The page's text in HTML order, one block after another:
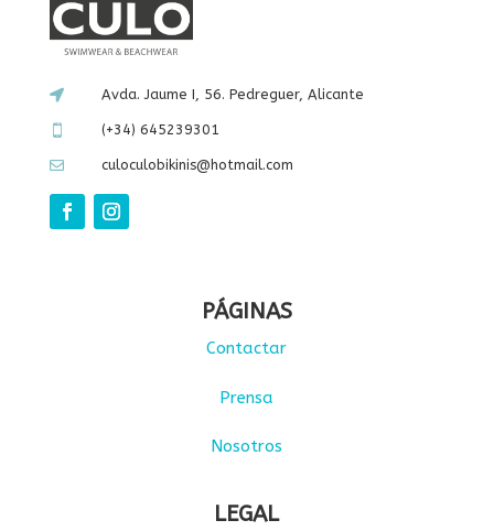
 Avda. Jaume I, 56. Pedreguer, Alicante
(+34) 645239301
 culoculobikinis@hotmail.com
PÁGINAS
Contactar
Prensa
Nosotros
LEGAL